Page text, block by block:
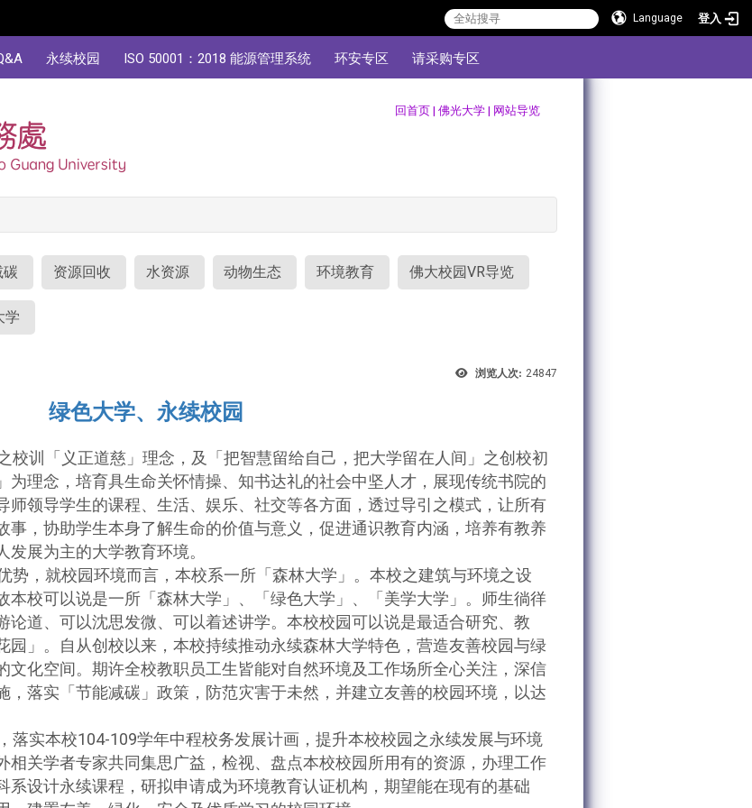
Language 登入
永续校园 ISO 50001：2018 能源管理系统 环安专区 请采购专区
回首页| 佛光大学| 网站导览
碳 资源回收 水资源 动物生态 环境教育 佛大校园VR导览
学
浏览人次: 24847
绿色大学、永续校园
训「义正道慈」理念，及「把智慧留给自己，把大学留在人间」之创校初
为理念，培育具生命关怀情操、知书达礼的社会中坚人才，展现传统书院的
师领导学生的课程、生活、娱乐、社交等各方面，透过导引之模式，让所有
事，协助学生本身了解生命的价值与意义，促进通识教育内涵，培养有教养
展为主的大学教育环境。
，就校园环境而言，本校系一所「森林大学」。本校之建筑与环境之设
本校可以说是一所「森林大学」、「绿色大学」、「美学大学」。师生徜徉
论道、可以沈思发微、可以着述讲学。本校校园可以说是最适合研究、教
园」。自从创校以来，本校持续推动永续森林大学特色，营造友善校园与绿
文化空间。期许全校教职员工生皆能对自然环境及工作场所全心关注，深信
，落实「节能减碳」政策，防范灾害于未然，并建立友善的校园环境，以达
落实本校104-109学年中程校务发展计画，提升本校校园之永续发展与环境
相关学者专家共同集思广益，检视、盘点本校校园所用有的资源，办理工作
系设计永续课程，研拟申请成为环境教育认证机构，期望能在现有的基础